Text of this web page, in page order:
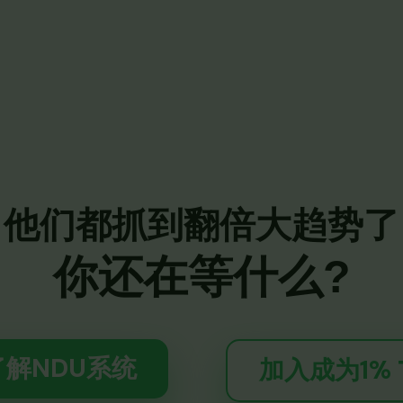
他们都抓到翻倍大趋势了
你还在等什么?
NDU系统 加入成为